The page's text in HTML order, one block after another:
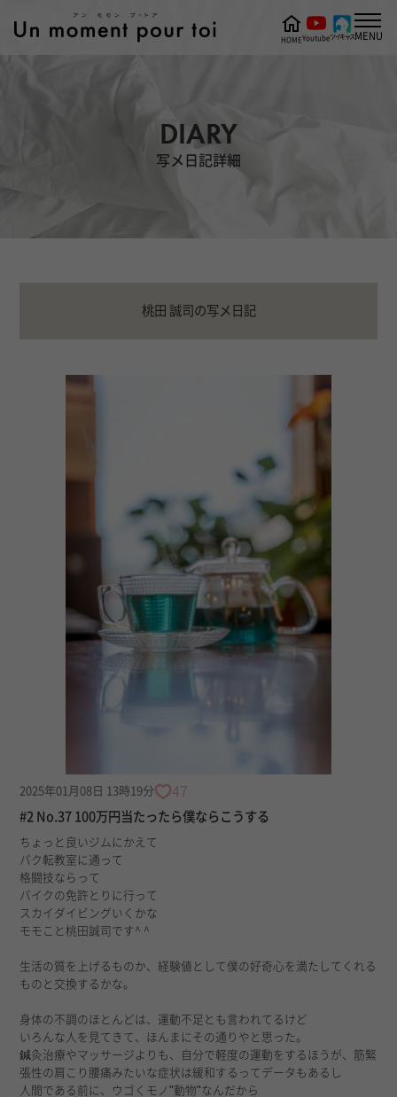
DIARY
写メ日記詳細
HOMEYoutubeツイキャスMENU
桃田 誠司の写メ日記
2025年01月08日 13時19分 47
#2 No.37 100万円当たったら僕ならこうする
ちょっと良いジムにかえて
バク転教室に通って
格闘技ならって
バイクの免許とりに行って
スカイダイビングいくかな
モモこと桃田誠司です^ ^
生活の質を上げるものか、経験値として僕の好奇心を満たしてくれる
ものと交換するかな。
身体の不調のほとんどは、運動不足とも言われてるけど
いろんな人を見てきて、ほんまにその通りやと思った。
鍼灸治療やマッサージよりも、自分で軽度の運動をするほうが、筋緊
張性の肩こり腰痛みたいな症状は緩和するってデータもあるし
人間である前に、ウゴくモノ"動物"なんだから